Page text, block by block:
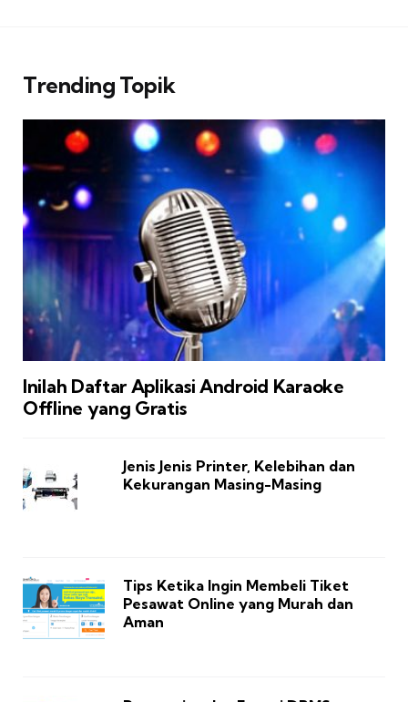
Trending Topik
Inilah Daftar Aplikasi Android Karaoke
Offline yang Gratis
Jenis Jenis Printer, Kelebihan dan
Kekurangan Masing-Masing
Tips Ketika Ingin Membeli Tiket
Pesawat Online yang Murah dan
Aman